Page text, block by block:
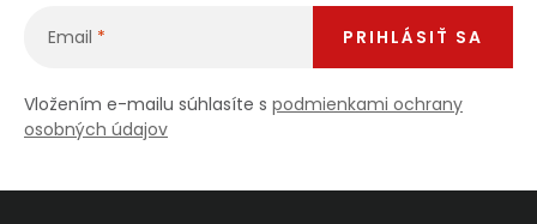
Email
Vložením e-mailu súhlasíte s podmienkami ochrany
osobných údajov
PRIHLÁSIŤ SA